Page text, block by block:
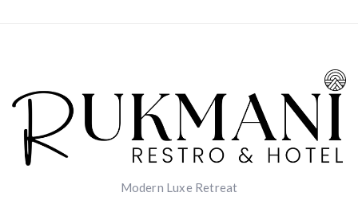
Modern Luxe Retreat